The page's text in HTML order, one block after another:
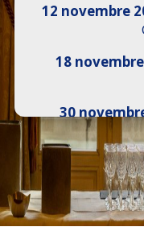
12 novembre
18
30
Rives » I
7 décembre
18h30 à
Cercle